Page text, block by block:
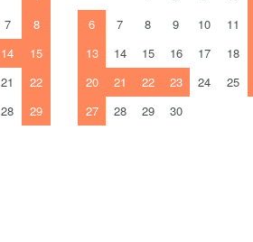
7
8
14
15
21
22
28
29
6
7 8 9 10 11
13
14 15 16 17 18
20
21 22 23 24 25
27
28 29 30